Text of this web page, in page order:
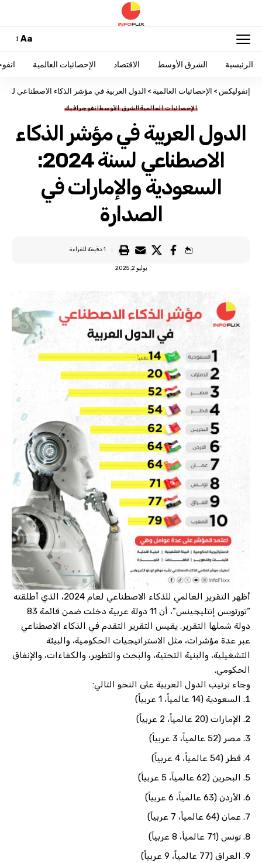
Aa
الرئيسية الشرق الأوسط الاقتصاد الإحصائيات العالمية
إنفوليكس > الإحصائيات العالمية > الدول العربية في مؤشر الذكاء الاصطناعي لسنة 2024: السعودية والإمارات في
الإحصائيات العالميةالشرق الأوسطانفوجرافيك
الدول العربية في مؤشر الذكاء
الاصطناعي لسنة 2024:
السعودية والإمارات في
الصدارة
يوليو 2, 2025
1 دقيقة للقراءة
أظهر التقرير العالمي للذكاء الاصطناعي لعام 2024، الذي أطلقته
“تورتويس إنتليجينس”، أن 11 دولة عربية دخلت ضمن قائمة 83
دولة شملها التقرير. يقيس التقرير التقدم في الذكاء الاصطناعي
عبر عدة مؤشرات، مثل الاستراتيجيات الحكومية، والبيئة
التشغيلية، والبنية التحتية، والبحث والتطوير، والكفاءات، والإنفاق
الحكومي.
وجاء ترتيب الدول العربية على النحو التالي:
السعودية (14 عالمياً، 1 عربياً)
الإمارات (20 عالمياً، 2 عربياً)
مصر (52 عالمياً، 3 عربياً)
قطر (54 عالمياً، 4 عربياً)
البحرين (62 عالمياً، 5 عربياً)
الأردن (63 عالمياً، 6 عربياً)
عمان (64 عالمياً، 7 عربياً)
تونس (71 عالمياً، 8 عربياً)
العراق (77 عالمياً، 9 عربياً)